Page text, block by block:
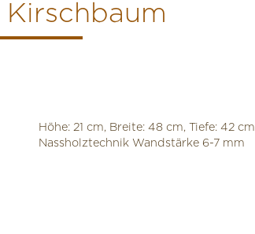
Kirschbaum
Höhe: 21 cm, Breite: 48 cm, Tiefe: 42 cm
Nassholztechnik Wandstärke 6-7 mm